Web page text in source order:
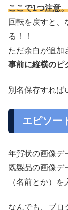
ここで1つ注意
回転を戻すと、
る！！
ただ余白が追加
事前に縦横のピ
別名保存すれば
エピソー
年賀状の画像デ
既製品の画像デ
（名前とか）を
なんでも、ブロ